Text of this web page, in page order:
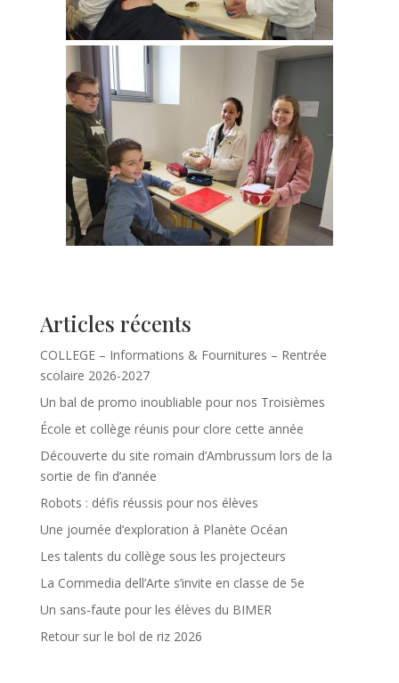
Articles récents
COLLEGE – Informations & Fournitures – Rentrée
scolaire 2026-2027
Un bal de promo inoubliable pour nos Troisièmes
École et collège réunis pour clore cette année
Découverte du site romain d’Ambrussum lors de la
sortie de fin d’année
Robots : défis réussis pour nos élèves
Une journée d’exploration à Planète Océan
Les talents du collège sous les projecteurs
La Commedia dell’Arte s’invite en classe de 5e
Un sans‑faute pour les élèves du BIMER
Retour sur le bol de riz 2026